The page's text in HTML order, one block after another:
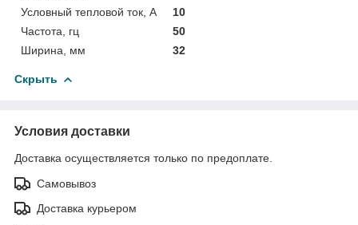
Условный тепловой ток, А
10
Частота, гц
50
Ширина, мм
32
Скрыть
Условия доставки
Доставка осуществляется только по предоплате.
Самовывоз
Доставка курьером